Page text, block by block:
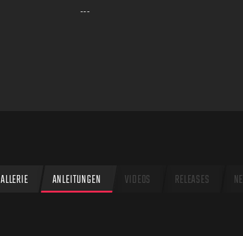
---
ANLEITUNGEN VIDEOS RELEASES